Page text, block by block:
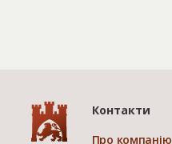
Контакти
Про компанію